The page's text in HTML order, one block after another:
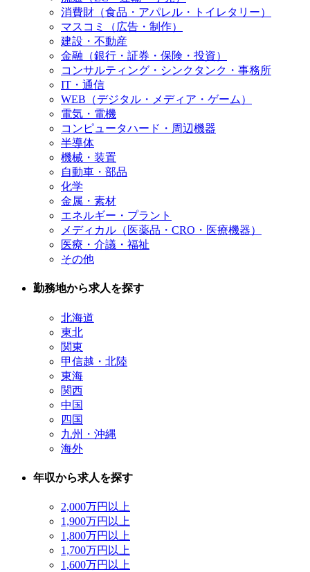
消費財（食品・アパレル・トイレタリー）
マスコミ（広告・制作）
建設・不動産
金融（銀行・証券・保険・投資）
コンサルティング・シンクタンク・事務所
IT・通信
WEB（デジタル・メディア・ゲーム）
電気・電機
コンピュータハード・周辺機器
半導体
機械・装置
自動車・部品
化学
金属・素材
エネルギー・プラント
メディカル（医薬品・CRO・医療機器）
医療・介議・福祉
その他
勤務地から求人を探す
北海道
東北
関東
甲信越・北陸
東海
関西
中国
四国
九州・沖縄
海外
年収から求人を探す
2,000万円以上
1,900万円以上
1,800万円以上
1,700万円以上
1,600万円以上